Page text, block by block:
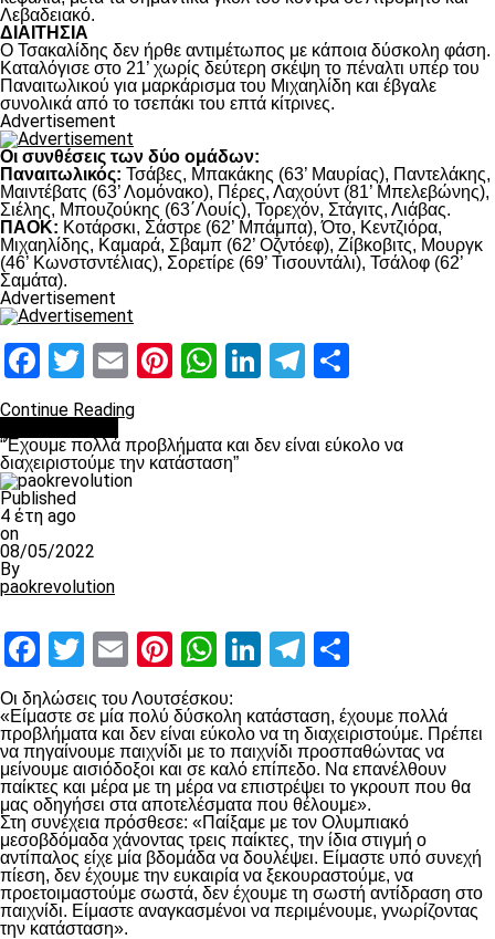
Λεβαδειακό.
ΔΙΑΙΤΗΣΙΑ
Ο Τσακαλίδης δεν ήρθε αντιμέτωπος με κάποια δύσκολη φάση.
Καταλόγισε στο 21’ χωρίς δεύτερη σκέψη το πέναλτι υπέρ του
Παναιτωλικού για μαρκάρισμα του Μιχαηλίδη και έβγαλε
συνολικά από το τσεπάκι του επτά κίτρινες.
Advertisement
Οι συνθέσεις των δύο ομάδων:
Παναιτωλικός: Τσάβες, Μπακάκης (63’ Μαυρίας), Παντελάκης,
Μαιντέβατς (63’ Λομόνακο), Πέρες, Λαχούντ (81’ Μπελεβώνης),
Σιέλης, Μπουζούκης (63΄Λουίς), Τορεχόν, Στάγιτς, Λιάβας.
ΠΑΟΚ: Κοτάρσκι, Σάστρε (62’ Μπάμπα), Ότο, Κεντζιόρα,
Μιχαηλίδης, Καμαρά, Σβαμπ (62’ Οζντόεφ), Ζίβκοβιτς, Μουργκ
(46’ Κωνστσντέλιας), Σορετίρε (69’ Τισουντάλι), Τσάλοφ (62’
Σαμάτα).
Advertisement
Facebook
Twitter
EmailPinterest
WhatsApp
LinkedIn
Telegram
Continue Reading
“Έχουμε πολλά προβλήματα και δεν είναι εύκολο να
διαχειριστούμε την κατάσταση”
Published
4 έτη ago
on
08/05/2022
By
paokrevolution
Facebook
Twitter
EmailPinterest
WhatsApp
LinkedIn
Telegram
Οι δηλώσεις του Λουτσέσκου:
«Είμαστε σε μία πολύ δύσκολη κατάσταση, έχουμε πολλά
προβλήματα και δεν είναι εύκολο να τη διαχειριστούμε. Πρέπει
να πηγαίνουμε παιχνίδι με το παιχνίδι προσπαθώντας να
μείνουμε αισιόδοξοι και σε καλό επίπεδο. Να επανέλθουν
παίκτες και μέρα με τη μέρα να επιστρέψει το γκρουπ που θα
μας οδηγήσει στα αποτελέσματα που θέλουμε».
Στη συνέχεια πρόσθεσε: «Παίξαμε με τον Ολυμπιακό
μεσοβδόμαδα χάνοντας τρεις παίκτες, την ίδια στιγμή ο
αντίπαλος είχε μία βδομάδα να δουλέψει. Είμαστε υπό συνεχή
πίεση, δεν έχουμε την ευκαιρία να ξεκουραστούμε, να
προετοιμαστούμε σωστά, δεν έχουμε τη σωστή αντίδραση στο
παιχνίδι. Είμαστε αναγκασμένοι να περιμένουμε, γνωρίζοντας
την κατάσταση».